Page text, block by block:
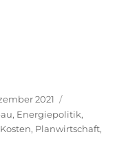
2021
, Energiepolitik,
Kosten, Planwirtschaft,